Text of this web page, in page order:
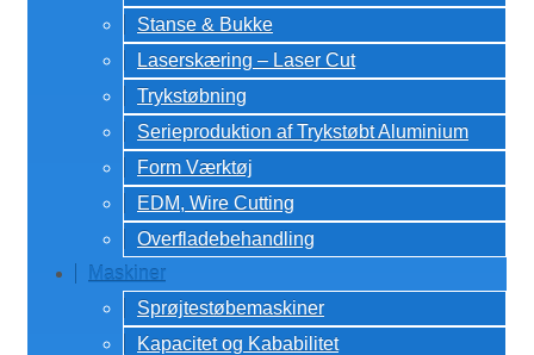
Stanse & Bukke
Laserskæring – Laser Cut
Trykstøbning
Serieproduktion af Trykstøbt Aluminium
Form Værktøj
EDM, Wire Cutting
Overfladebehandling
Maskiner
Sprøjtestøbemaskiner
Kapacitet og Kababilitet